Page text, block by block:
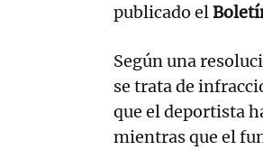
publicado el
Según una
se trata de
que el deportista
mientras que el